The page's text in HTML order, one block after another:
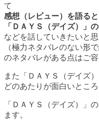
て
感想（レビュー）を語る
「ＤＡＹＳ（デイズ）」
などを話していきたいと思
（極力ネタバレのない形
のネタバレがある点はご容
また「ＤＡＹＳ（デイズ
どのあたりが面白いとこ
「ＤＡＹＳ（デイズ）」
ます。